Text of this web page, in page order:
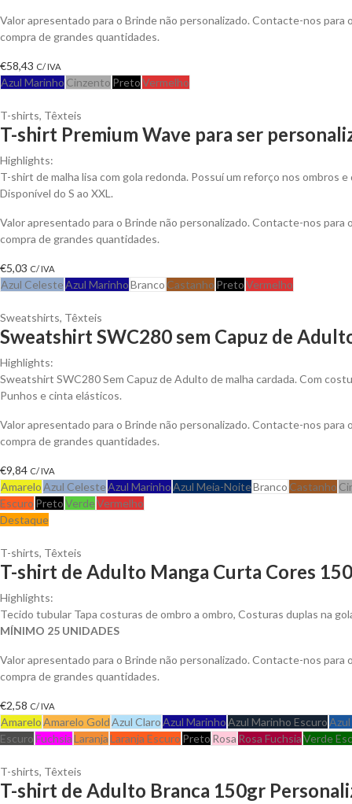
Valor apresentado para o Brinde não personalizado. Contacte-nos para
compra de grandes quantidades.
€58,43 C/ IVA
Azul Marinho Cinzento PretoVermelho
T-shirts, Têxteis
T-shirt Premium Wave para ser
Highlights:
T-shirt de malha lisa com gola redonda. Possuí um reforço nos ombros
Disponível do S ao XXL.
Valor apresentado para o Brinde não personalizado. Contacte-nos para
compra de grandes quantidades.
€5,03 C/ IVA
Azul CelesteAzul MarinhoBranco Castanho PretoVermelho
Sweatshirts, Têxteis
Sweatshirt SWC280 sem Capuz de
Highlights:
Sweatshirt SWC280 Sem Capuz de Adulto de malha cardada. Com
Punhos e cinta elásticos.
Valor apresentado para o Brinde não personalizado. Contacte-nos para
compra de grandes quantidades.
€9,84 C/ IVA
AmareloAzul CelesteAzul MarinhoAzul Meia-NoiteBranco Castanho
Escuro PretoVerdeVermelho
Destaque
T-shirts, Têxteis
T-shirt de Adulto Manga Curta Cores
Highlights:
Tecido tubular Tapa costuras de ombro a ombro, Costuras duplas na
MÍNIMO 25 UNIDADES
Valor apresentado para o Brinde não personalizado. Contacte-nos para
compra de grandes quantidades.
€2,58 C/ IVA
AmareloAmarelo GoldAzul ClaroAzul MarinhoAzul Marinho Escuro
EscuroFuchsiaLaranjaLaranja Escuro Preto Rosa Rosa FuchsiaVerde
T-shirts, Têxteis
T-shirt de Adulto Branca 150gr